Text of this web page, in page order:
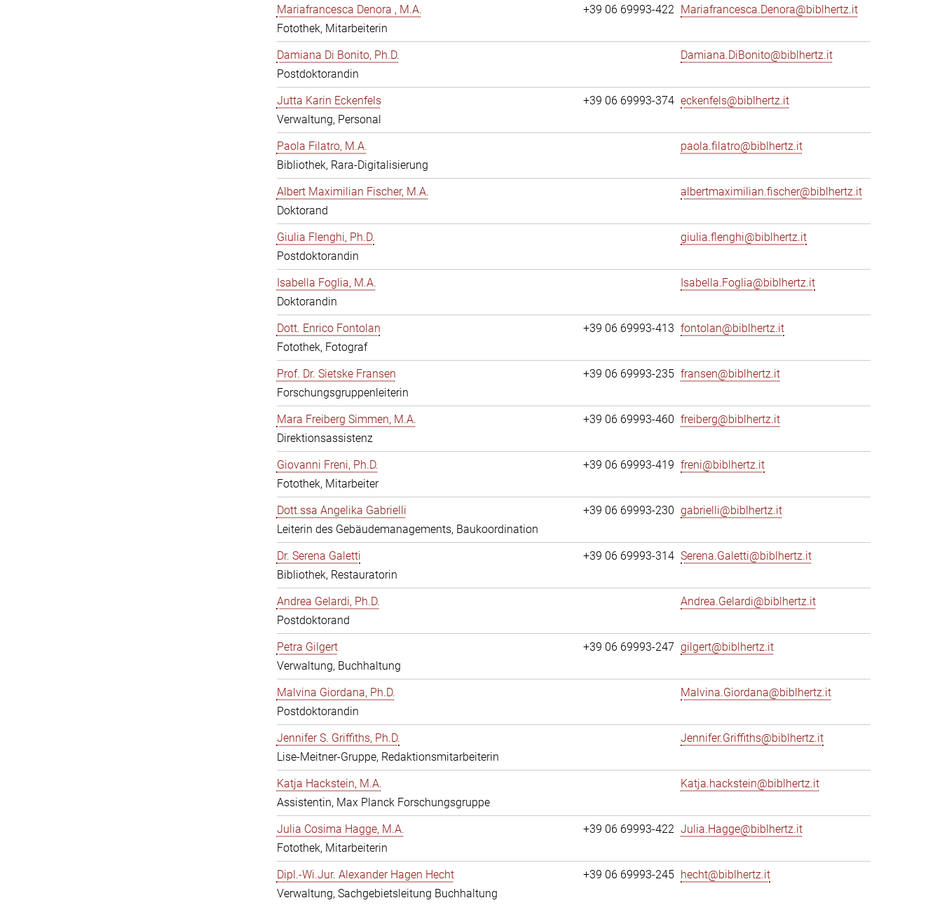
Mariafrancesca Denora , M.A.
Fotothek, Mitarbeiterin
+39 06 69993-422 Mariafrancesca.Denora@biblhertz.it
Damiana Di Bonito, Ph.D.
Postdoktorandin
Damiana.DiBonito@biblhertz.it
Jutta Karin Eckenfels
Verwaltung, Personal
+39 06 69993-374 eckenfels@biblhertz.it
Paola Filatro, M.A.
Bibliothek, Rara-Digitalisierung
paola.filatro@biblhertz.it
Albert Maximilian Fischer, M.A.
Doktorand
albertmaximilian.fischer@biblhertz.it
Giulia Flenghi, Ph.D.
Postdoktorandin
giulia.flenghi@biblhertz.it
Isabella Foglia, M.A.
Doktorandin
Isabella.Foglia@biblhertz.it
Dott. Enrico Fontolan
Fotothek, Fotograf
+39 06 69993-413 fontolan@biblhertz.it
Prof. Dr. Sietske Fransen
Forschungsgruppenleiterin
+39 06 69993-235 fransen@biblhertz.it
Mara Freiberg Simmen, M.A.
Direktionsassistenz
+39 06 69993-460 freiberg@biblhertz.it
Giovanni Freni, Ph.D.
Fotothek, Mitarbeiter
+39 06 69993-419 freni@biblhertz.it
Dott.ssa Angelika Gabrielli
Leiterin des Gebäudemanagements, Baukoordination
+39 06 69993-230 gabrielli@biblhertz.it
Dr. Serena Galetti
Bibliothek, Restauratorin
+39 06 69993-314 Serena.Galetti@biblhertz.it
Andrea Gelardi, Ph.D.
Postdoktorand
Andrea.Gelardi@biblhertz.it
Petra Gilgert
Verwaltung, Buchhaltung
+39 06 69993-247 gilgert@biblhertz.it
Malvina Giordana, Ph.D.
Postdoktorandin
Malvina.Giordana@biblhertz.it
Jennifer S. Griffiths, Ph.D.
Lise-Meitner-Gruppe, Redaktionsmitarbeiterin
Jennifer.Griffiths@biblhertz.it
Katja Hackstein, M.A.
Assistentin, Max Planck Forschungsgruppe
Katja.hackstein@biblhertz.it
Julia Cosima Hagge, M.A.
Fotothek, Mitarbeiterin
+39 06 69993-422 Julia.Hagge@biblhertz.it
Dipl.-Wi.Jur. Alexander Hagen Hecht
Verwaltung, Sachgebietsleitung Buchhaltung
+39 06 69993-245 hecht@biblhertz.it